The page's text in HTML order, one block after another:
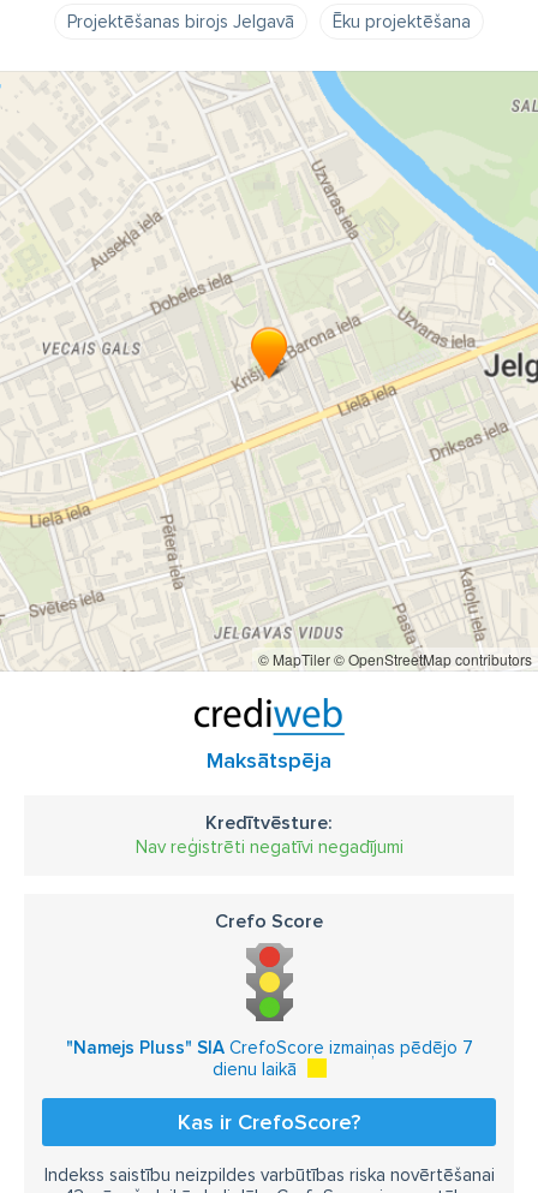
Projektēšanas birojs Jelgavā Ēku projektēšana
© MapTiler© OpenStreetMap contributors
Maksātspēja
Kredītvēsture:
Nav reģistrēti negatīvi negadījumi
Crefo Score
"Namejs Pluss" SIACrefoScore izmaiņas pēdējo 7
dienu laikā
Kas ir CrefoScore?
Indekss saistību neizpildes varbūtības riska novērtēšanai